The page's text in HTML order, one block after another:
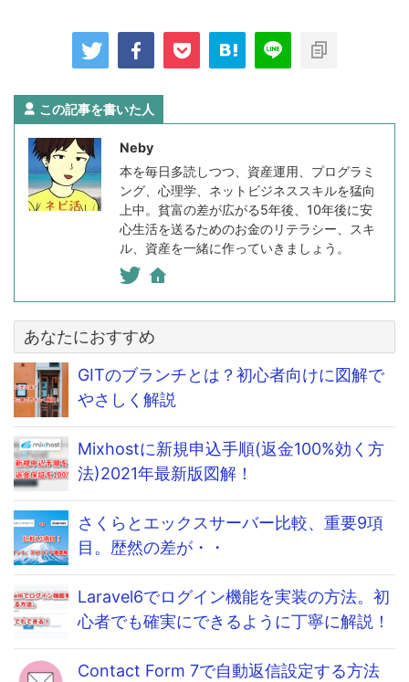
この記事を書いた人
Neby
本を毎日多読しつつ、資産運用、プログラミ
ング、心理学、ネットビジネススキルを猛向
上中。貧富の差が広がる5年後、10年後に安
心生活を送るためのお金のリテラシー、スキ
ル、資産を一緒に作っていきましょう。
あなたにおすすめ
GITのブランチとは？初心者向けに図解で
やさしく解説
Mixhostに新規申込手順(返金100%効く方
法)2021年最新版図解！
さくらとエックスサーバー比較、重要9項
目。歴然の差が・・
Laravel6でログイン機能を実装の方法。初
心者でも確実にできるように丁寧に解説！
Contact Form 7で自動返信設定する方法